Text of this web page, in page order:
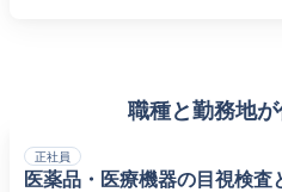
職種と勤務地
正社員
医薬品・医療機器の目視検査